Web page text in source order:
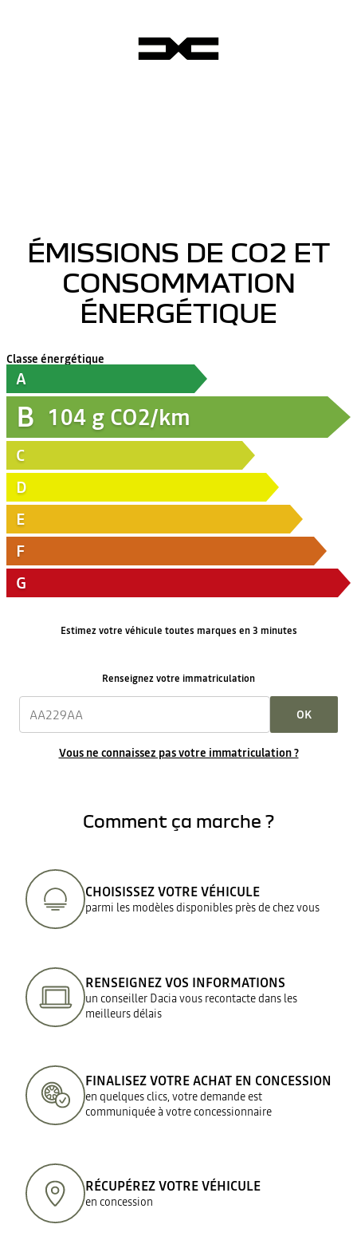
ÉMISSIONS DE CO2 ET
CONSOMMATION
ÉNERGÉTIQUE
Classe énergétique
A
B 104 g CO2/km
C
D
E
F
G
Estimez votre véhicule toutes marques en 3 minutes
Renseignez votre immatriculation
OK
Vous ne connaissez pas votre immatriculation ?
Comment ça marche ?
CHOISISSEZ VOTRE VÉHICULE
parmi les modèles disponibles près de chez vous
RENSEIGNEZ VOS INFORMATIONS
un conseiller Dacia vous recontacte dans les
meilleurs délais
FINALISEZ VOTRE ACHAT EN CONCESSION
en quelques clics, votre demande est
communiquée à votre concessionnaire
RÉCUPÉREZ VOTRE VÉHICULE
en concession